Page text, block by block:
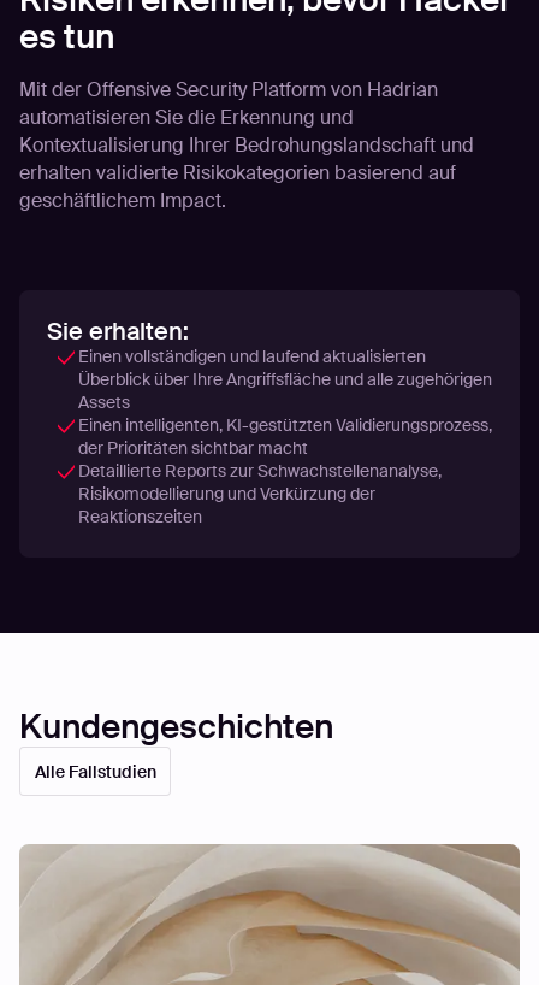
es tun
Mit der Offensive Security Platform von Hadrian
automatisieren Sie die Erkennung und
Kontextualisierung Ihrer Bedrohungslandschaft und
erhalten validierte Risikokategorien basierend auf
geschäftlichem Impact.
Sie erhalten:
Einen vollständigen und laufend aktualisierten
Überblick über Ihre Angriffsfläche und alle zugehörigen
Assets
Einen intelligenten, KI-gestützten Validierungsprozess,
der Prioritäten sichtbar macht
Detaillierte Reports zur Schwachstellenanalyse,
Risikomodellierung und Verkürzung der
Reaktionszeiten
Kundengeschichten
Alle Fallstudien